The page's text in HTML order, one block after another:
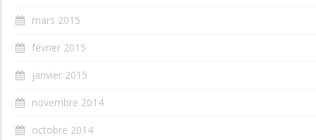
mars 2015
février 2015
janvier 2015
novembre 2014
octobre 2014